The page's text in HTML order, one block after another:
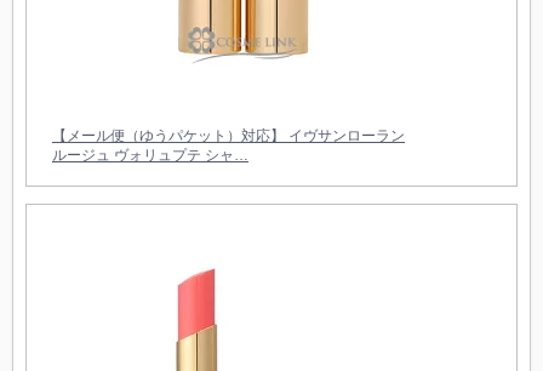
【メール便（ゆうパケット）対応】 イヴサンローラン
ルージュ ヴォリュプテ シャ…